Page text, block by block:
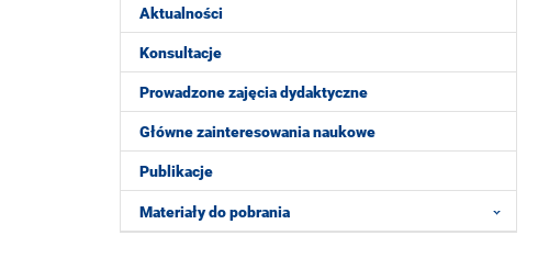
Aktualności
Konsultacje
Prowadzone zajęcia dydaktyczne
Główne zainteresowania naukowe
Publikacje
Materiały do pobrania